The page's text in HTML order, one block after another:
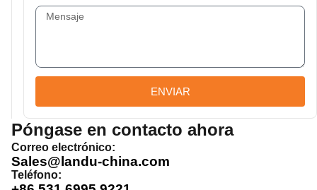
ENVIAR
Póngase en contacto ahora
Correo electrónico:
Sales@landu-china.com
Teléfono: